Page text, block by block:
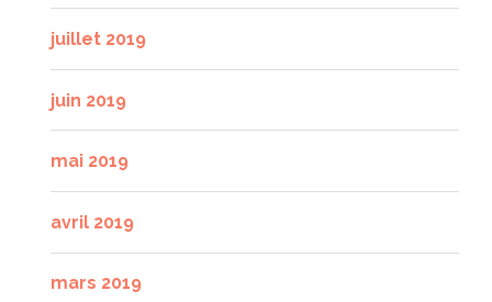
juillet 2019
juin 2019
mai 2019
avril 2019
mars 2019